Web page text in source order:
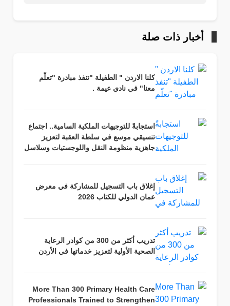
أخبار ذات صلة
كلنا الاردن " الطفيلة "تنفذ مبادرة "تعلّم
معنا" في نادي عيمة .
استجابةً للتوجيهات الملكية السامية.. اجتماع
تنسيقي موسع في سلطة العقبة لتعزيز
جاهزية منظومة النقل واللوجستيات وسلاسل
إغلاق باب التسجيل للمشاركة في معرض
عمان الدولي للكتاب 2026
تدريب أكثر من 300 من كوادر الرعاية
الصحية الأولية لتعزيز خدماتها في الأردن
More Than 300 Primary Health Care
Professionals Trained to Strengthen